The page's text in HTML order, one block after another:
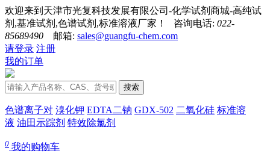
欢迎来到天津市光复科技发展有限公司-化学试剂商城-高纯试
剂,基准试剂,色谱试剂,标准溶液厂家！ 咨询电话: 022-
85689490 邮箱: sales@guangfu-chem.com
请登录 注册
我的订单
搜索
色谱离子对 溴化钾 EDTA二钠 GDX-502 二氧化硅 标准溶
液 油田示踪剂 特效除氯剂
0 我的购物车